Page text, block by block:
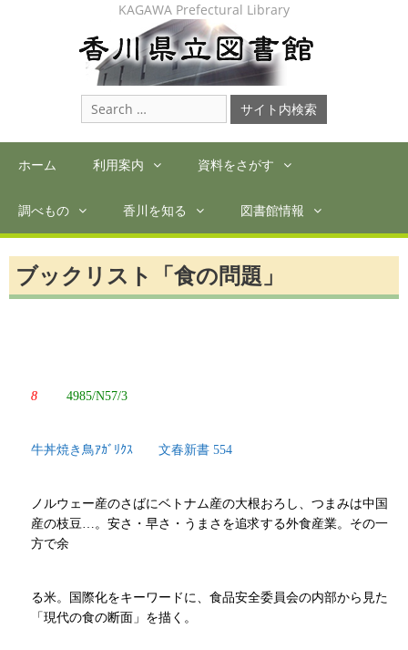
KAGAWA Prefectural Library
Search
for:
ホーム 利用案内 資料をさがす
調べもの 香川を知る 図書館情報
ブックリスト「食の問題」
8 4985/N57/3
牛丼焼き鳥ｱｶﾞﾘｸｽ 文春新書 554
ノルウェー産のさばにベトナム産の大根おろし、つまみは中国
産の枝豆…。安さ・早さ・うまさを追求する外食産業。その一
方で余
る米。国際化をキーワードに、食品安全委員会の内部から見た
「現代の食の断面」を描く。